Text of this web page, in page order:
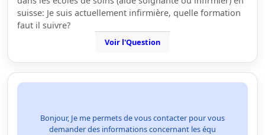
suisse: Je suis actuellement infirmière, quelle formation
faut il suivre?
Voir l'Question
Bonjour, Je me permets de vous contacter pour vous
demander des informations concernant les équ